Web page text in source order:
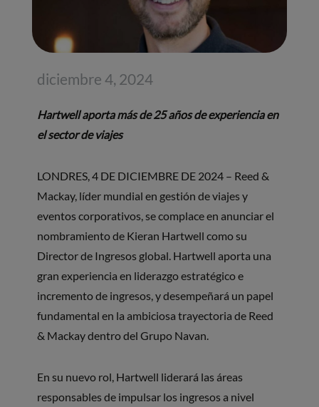
diciembre 4, 2024
Hartwell aporta más de 25 años de experiencia en
el sector de viajes
LONDRES, 4 DE DICIEMBRE DE 2024 – Reed &
Mackay, líder mundial en gestión de viajes y
eventos corporativos, se complace en anunciar el
nombramiento de Kieran Hartwell como su
Director de Ingresos global. Hartwell aporta una
gran experiencia en liderazgo estratégico e
incremento de ingresos, y desempeñará un papel
fundamental en la ambiciosa trayectoria de Reed
& Mackay dentro del Grupo Navan.
En su nuevo rol, Hartwell liderará las áreas
responsables de impulsar los ingresos a nivel